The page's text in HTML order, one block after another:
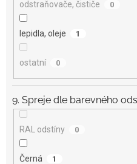
odstraňovače, čističe 0
lepidla, oleje 1
ostatní 0
9. Spreje dle barevného
RAL odstíny 0
Černá 1